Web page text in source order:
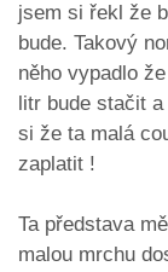
jsem si řekl že
bude. Takový
něho vypadlo
litr bude stačit
si že ta malá
zaplatit !
Ta představa
malou mrchu